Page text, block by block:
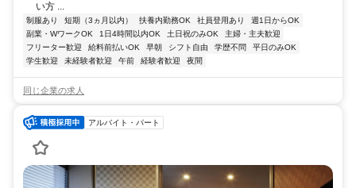
い方 ...
制服あり 短期（3ヵ月以内） 扶養内勤務OK 社員登用あり
週1日からOK
副業・WワークOK
1日4時間以内OK 土日祝のみOK
主婦・主夫歓迎
フリーター歓迎
給料前払いOK 早朝 シフト自由 学歴不問
平日のみOK
学生歓迎
未経験者歓迎 午前 経験者歓迎 夜間
同じ企業の求人
アルバイト・パート